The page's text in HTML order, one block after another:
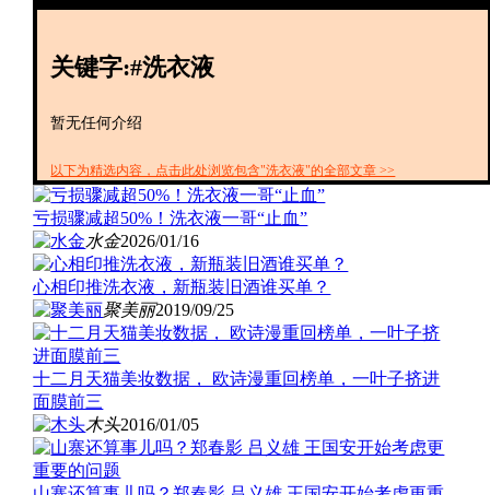
创投+
关键字:#洗衣液
暂无任何介绍
以下为精选内容，点击此处浏览包含"洗衣液"的全部文章 >>
亏损骤减超50%！洗衣液一哥“止血”
水金2026/01/16
心相印推洗衣液，新瓶装旧酒谁买单？
聚美丽2019/09/25
十二月天猫美妆数据， 欧诗漫重回榜单，一叶子挤进
面膜前三
木头2016/01/05